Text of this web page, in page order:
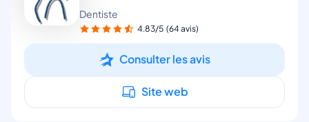
Dentiste
4.83/5 (64 avis)
Consulter les avis
Site web